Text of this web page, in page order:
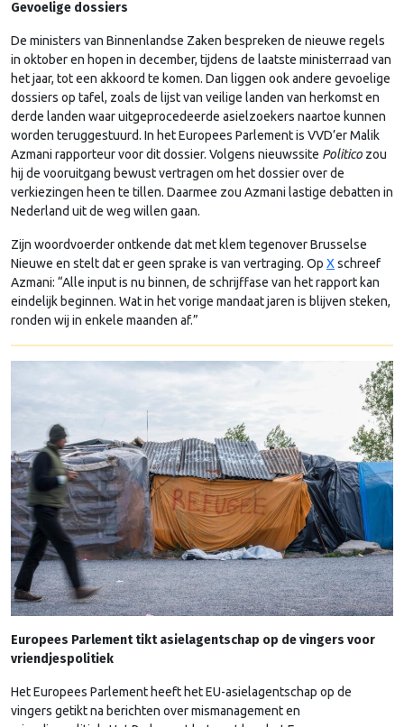
Gevoelige dossiers
De ministers van Binnenlandse Zaken bespreken de nieuwe regels
in oktober en hopen in december, tijdens de laatste ministerraad van
het jaar, tot een akkoord te komen. Dan liggen ook andere gevoelige
dossiers op tafel, zoals de lijst van veilige landen van herkomst en
derde landen waar uitgeprocedeerde asielzoekers naartoe kunnen
worden teruggestuurd. In het Europees Parlement is VVD’er Malik
Azmani rapporteur voor dit dossier. Volgens nieuwssite Politico zou
hij de vooruitgang bewust vertragen om het dossier over de
verkiezingen heen te tillen. Daarmee zou Azmani lastige debatten in
Nederland uit de weg willen gaan.
Zijn woordvoerder ontkende dat met klem tegenover Brusselse
Nieuwe en stelt dat er geen sprake is van vertraging. Op Xschreef
Azmani: “Alle input is nu binnen, de schrijffase van het rapport kan
eindelijk beginnen. Wat in het vorige mandaat jaren is blijven steken,
ronden wij in enkele maanden af.”
Europees Parlement tikt asielagentschap op de vingers voor
vriendjespolitiek
Het Europees Parlement heeft het EU-asielagentschap op de
vingers getikt na berichten over mismanagement en